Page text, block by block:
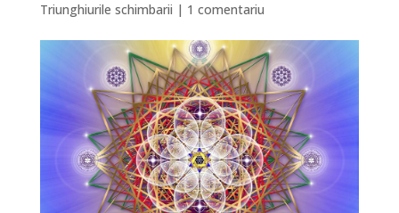
Triunghiurile schimbarii | 1 comentariu